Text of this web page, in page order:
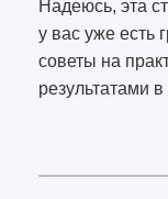
Надеюсь, эта
у вас уже есть
советы на
результатами